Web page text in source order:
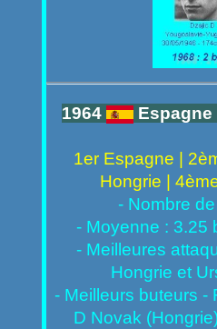
1964 Espagne
1er Espagne |
Hongrie |
- Nombre
- Moyenne : 3.25
- Meilleures
Hongrie et
- Meilleurs buteurs -
D Novak